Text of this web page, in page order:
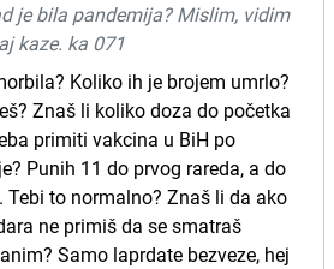
je bila pandemija? Mislim, vidim
kaze. ka 071
Koliko ih je brojem umrlo?
Znaš li koliko doza do početka
primiti vakcina u BiH po
Punih 11 do prvog rareda, a do
Tebi to normalno? Znaš li da ako
ne primiš da se smatraš
Samo laprdate bezveze, hej